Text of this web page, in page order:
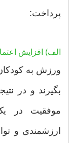
پرداخت:
الف) افزایش
ورزش به
بگیرند و در
موفقیت در
ارزشمندی و